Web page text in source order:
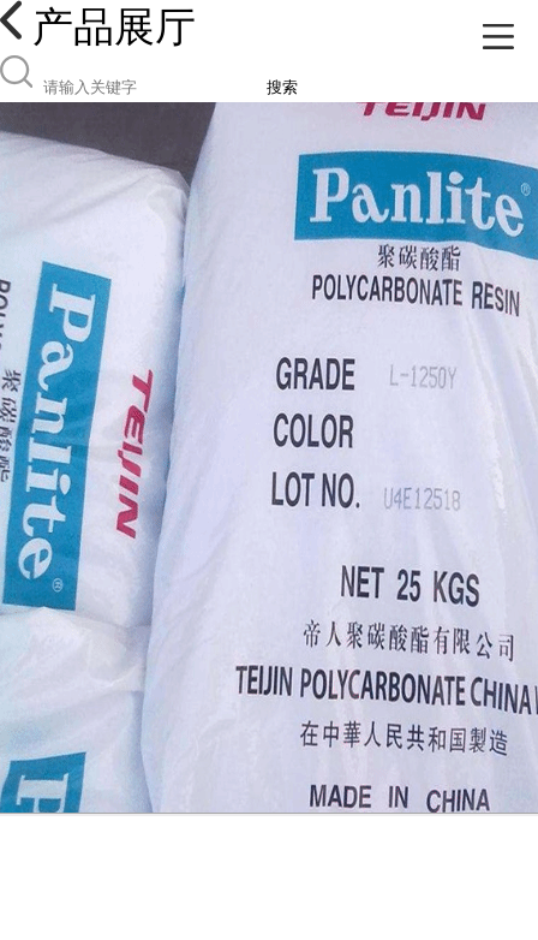
产品展厅
搜索